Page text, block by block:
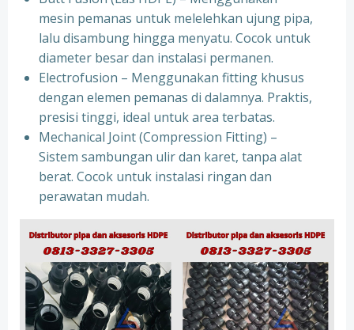
mesin pemanas untuk melelehkan ujung pipa,
lalu disambung hingga menyatu. Cocok untuk
diameter besar dan instalasi permanen.
Electrofusion – Menggunakan fitting khusus
dengan elemen pemanas di dalamnya. Praktis,
presisi tinggi, ideal untuk area terbatas.
Mechanical Joint (Compression Fitting) –
Sistem sambungan ulir dan karet, tanpa alat
berat. Cocok untuk instalasi ringan dan
perawatan mudah.